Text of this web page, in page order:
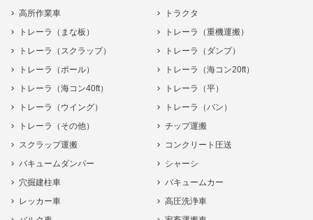
高所作業車
トラクタ
トレーラ（まな板）
トレーラ（重機運搬）
トレーラ（スクラップ）
トレーラ（ダンプ）
トレーラ（ポール）
トレーラ（海コン20ft）
トレーラ（海コン40ft）
トレーラ（平）
トレーラ（ウイング）
トレーラ（バン）
トレーラ（その他）
チップ運搬
スクラップ運搬
コンクリート圧送
バキュームダンパー
シャーシ
穴掘建柱車
バキュームカー
レッカー車
高圧洗浄車